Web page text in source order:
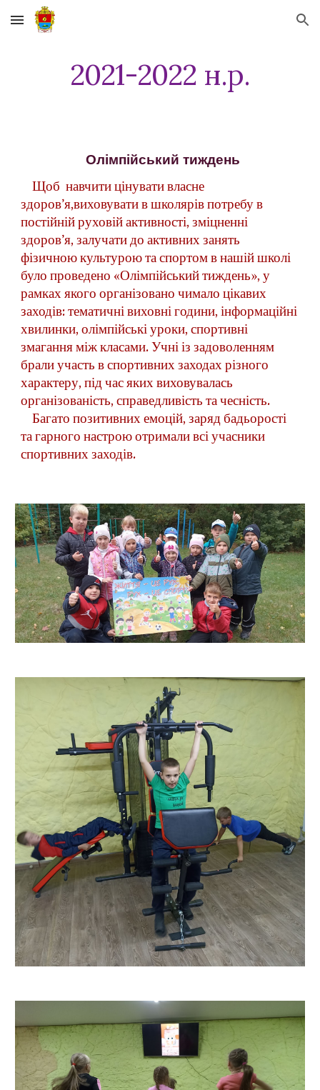
Skip to main content Skip to navigation
2021-2022 н.р.
Олімпійський тиждень
Щоб  навчити цінувати власне
здоров’я,виховувати в школярів потребу в
постійній руховій активності, зміцненні
здоров’я, залучати до активних занять
фізичною культурою та спортом в нашій школі
було проведено «Олімпійський тиждень», у
рамках якого організовано чимало цікавих
заходів: тематичні виховні години, інформаційні
хвилинки, олімпійські уроки, спортивні
змагання між класами. Учні із задоволенням
брали участь в спортивних заходах різного
характеру, під час яких виховувалась
організованість, справедливість та чесність.
    Багато позитивних емоцій, заряд бадьорості
та гарного настрою отримали всі учасники
спортивних заходів.